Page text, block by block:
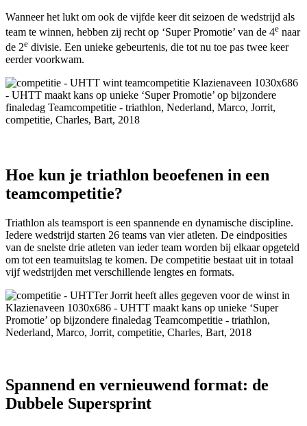
Wanneer het lukt om ook de vijfde keer dit seizoen de wedstrijd als
team te winnen, hebben zij recht op ‘Super Promotie’ van de 4e naar
de 2e divisie. Een unieke gebeurtenis, die tot nu toe pas twee keer
eerder voorkwam.
Hoe kun je triathlon beoefenen in een
teamcompetitie?
Triathlon als teamsport is een spannende en dynamische discipline.
Iedere wedstrijd starten 26 teams van vier atleten. De eindposities
van de snelste drie atleten van ieder team worden bij elkaar opgeteld
om tot een teamuitslag te komen. De competitie bestaat uit in totaal
vijf wedstrijden met verschillende lengtes en formats.
Spannend en vernieuwend format: de
Dubbele Supersprint